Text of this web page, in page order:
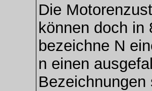
Die
können doch in
bezeichne N
n einen